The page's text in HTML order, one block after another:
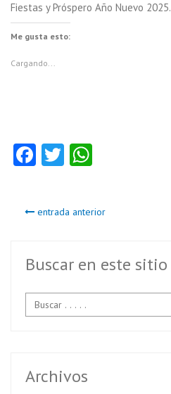
Fiestas y Próspero Año Nuevo 2025.
Me gusta esto:
Cargando...
Fa
o
k
T
er A
p
entrada anterior
Buscar en este sitio
Archivos